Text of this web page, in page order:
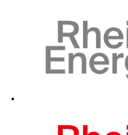
Zum Fanshop